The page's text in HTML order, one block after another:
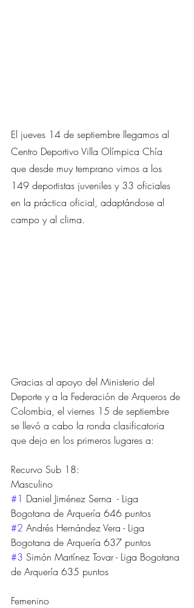
El jueves 14 de septiembre llegamos al
Centro Deportivo Villa Olímpica Chía
que desde muy temprano vimos a los
149 deportistas juveniles y 33 oficiales
en la práctica oficial, adaptándose al
campo y al clima.
Gracias al apoyo del Ministerio del
Deporte y a la Federación de Arqueros de
Colombia, el viernes 15 de septiembre
se llevó a cabo la ronda clasificatoria
que dejo en los primeros lugares a:
Recurvo Sub 18:
Masculino
#1 Daniel Jiménez Serna  - Liga
Bogotana de Arquería 646 puntos
#2 Andrés Hernández Vera - Liga
Bogotana de Arquería 637 puntos
#3 Simón Martínez Tovar - Liga Bogotana
de Arquería 635 puntos
Femenino